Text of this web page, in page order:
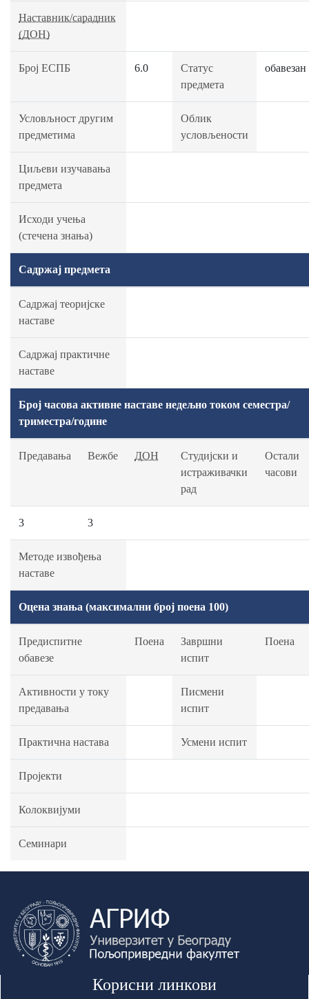
Наставник/сарадник
(ДОН)
Број ЕСПБ 6.0
Статус
предмета
обавезан
Условљност другим
предметима
Облик
условљености
Циљеви изучавања
предмета
Исходи учења
(стечена знања)
Садржај предмета
Садржај теоријске
наставе
Садржај практичне
наставе
Број часова активне наставе недељно током семестра/
триместра/године
Предавања Вежбе ДОН
Студијски и
истраживачки
рад
Остали
часови
3 3
Методе извођења
наставе
Оцена знања (максимални број поена 100)
Предиспитне
обавезе
Поена
Завршни
испит
Поена
Активности у току
предавања
Писмени
испит
Практична настава Усмени испит
Пројекти
Колоквијуми
Семинари
Корисни линкови